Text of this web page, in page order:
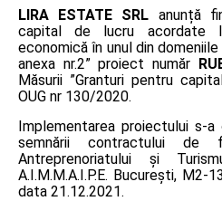
LIRA ESTATE SRL anunță
capital de lucru acordate
economică în unul din
anexa nr.2” proiect număr
Măsurii ”Granturi pentru
OUG nr 130/2020.
Implementarea proiectului s-
semnării contractului de
Antreprenoriatului și
A.I.M.M.A.I.P.E. București, M2-
data 21.12.2021.